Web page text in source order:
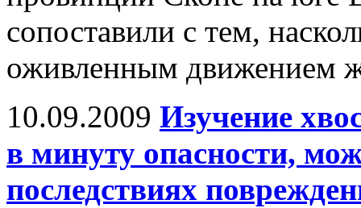
сопоставили с тем,
оживленным движением
10.09.2009 Изучение
в минуту опасности,
последствиях